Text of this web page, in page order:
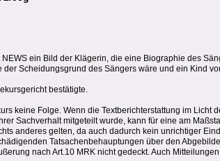
ein Bild der Klägerin, die eine Biographie des
Scheidungsgrund des Sängers wäre und ein Kind
bestätigte.
keine Folge. Wenn die Textberichterstattung im Licht
Sachverhalt mitgeteilt wurde, kann für eine am
anderes gelten, da auch dadurch kein unrichtiger
Tatsachenbehauptungen über den
nach Art.10 MRK nicht gedeckt. Auch